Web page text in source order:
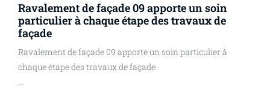
Ravalement de façade 09 apporte un soin
particulier à chaque étape des travaux de
façade
Ravalement de façade 09 apporte un soin particulier à
chaque étape des travaux de façade
...